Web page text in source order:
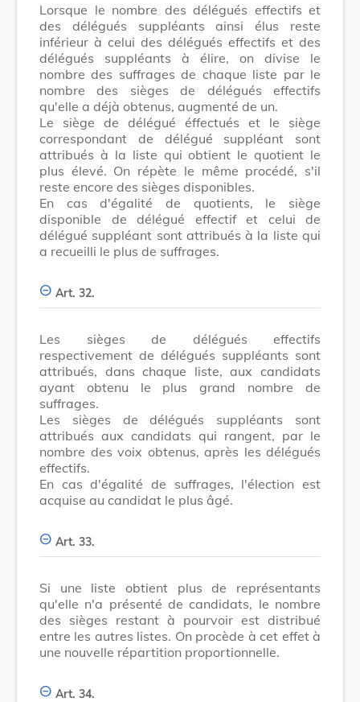
Lorsque le nombre des délégués effectifs et
des délégués suppléants ainsi élus reste
inférieur à celui des délégués effectifs et des
délégués suppléants à élire, on divise le
nombre des suffrages de chaque liste par le
nombre des sièges de délégués effectifs
qu'elle a déjà obtenus, augmenté de un.
Le siège de délégué éffectués et le siège
correspondant de délégué suppléant sont
attribués à la liste qui obtient le quotient le
plus élevé. On répète le même procédé, s'il
reste encore des sièges disponibles.
En cas d'égalité de quotients, le siège
disponible de délégué effectif et celui de
délégué suppléant sont attribués à la liste qui
a recueilli le plus de suffrages.
Art. 32.
Les sièges de délégués effectifs
respectivement de délégués suppléants sont
attribués, dans chaque liste, aux candidats
ayant obtenu le plus grand nombre de
suffrages.
Les sièges de délégués suppléants sont
attribués aux candidats qui rangent, par le
nombre des voix obtenus, après les délégués
effectifs.
En cas d'égalité de suffrages, l'élection est
acquise au candidat le plus âgé.
Art. 33.
Si une liste obtient plus de représentants
qu'elle n'a présenté de candidats, le nombre
des sièges restant à pourvoir est distribué
entre les autres listes. On procède à cet effet à
une nouvelle répartition proportionnelle.
Art. 34.